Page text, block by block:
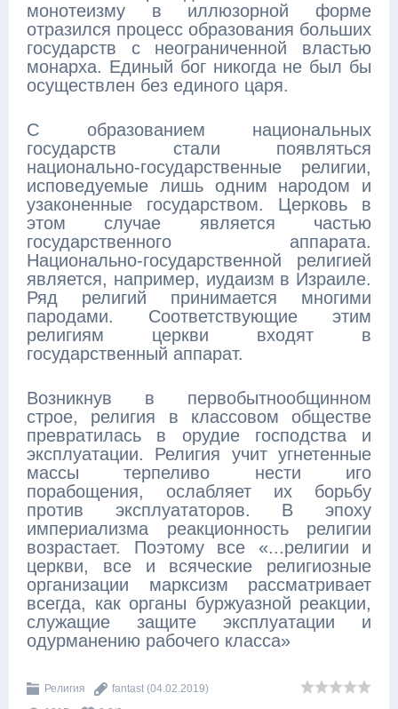
монотеизму в иллюзорной форме
отразился процесс образования больших
государств с неограниченной властью
монарха. Единый бог никогда не был бы
осуществлен без единого царя.
С образованием национальных
государств стали появляться
национально-государственные религии,
исповедуемые лишь одним народом и
узаконенные государством. Церковь в
этом случае является частью
государственного аппарата.
Национально-государственной религией
является, например, иудаизм в Израиле.
Ряд религий принимается многими
пародами. Соответствующие этим
религиям церкви входят в
государственный аппарат.
Возникнув в первобытнообщинном
строе, религия в классовом обществе
превратилась в орудие господства и
эксплуатации. Религия учит угнетенные
массы терпеливо нести иго
порабощения, ослабляет их борьбу
против эксплуататоров. В эпоху
империализма реакционность религии
возрастает. Поэтому все «...религии и
церкви, все и всяческие религиозные
организации марксизм рассматривает
всегда, как органы буржуазной реакции,
служащие защите эксплуатации и
одурманению рабочего класса»
Религия fantast (04.02.2019)